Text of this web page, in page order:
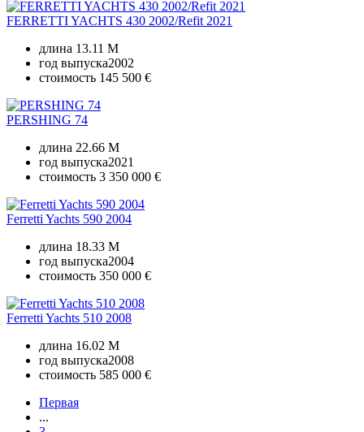
FERRETTI YACHTS 430 2002/Refit 2021
длина 13.11 M
год выпуска2002
стоимость 145 500 €
PERSHING 74
длина 22.66 M
год выпуска2021
стоимость 3 350 000 €
Ferretti Yachts 590 2004
длина 18.33 M
год выпуска2004
стоимость 350 000 €
Ferretti Yachts 510 2008
длина 16.02 M
год выпуска2008
стоимость 585 000 €
Первая
...